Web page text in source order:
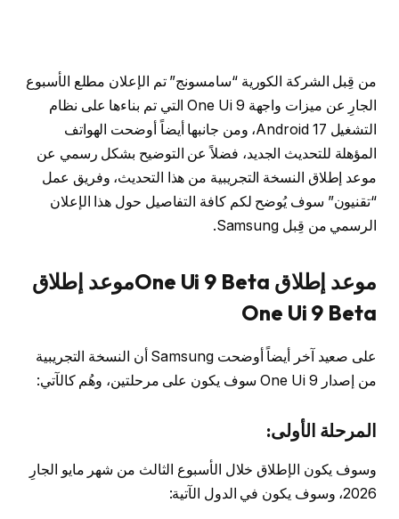
من قِبل الشركة الكورية “سامسونج” تم الإعلان مطلع الأسبوع
الجارِ عن ميزات واجهة One Ui 9 التي تم بناءها على نظام
التشغيل Android 17، ومن جانبها أيضاً أوضحت الهواتف
المؤهلة للتحديث الجديد، فضلاً عن التوضيح بشكل رسمي عن
موعد إطلاق النسخة التجريبية من هذا التحديث، وفريق عمل
“تقنيون” سوف يُوضح لكم كافة التفاصيل حول هذا الإعلان
الرسمي من قِبل Samsung.
موعد إطلاق One Ui 9 Beta
موعد إطلاق
One Ui 9 Beta
على صعيد آخر أيضاً أوضحت Samsung أن النسخة التجريبية
من إصدار One Ui 9 سوف يكون على مرحلتين، وهُم كالآتي:
المرحلة الأولى:
وسوف يكون الإطلاق خلال الأسبوع الثالث من شهر مايو الجارِ
2026، وسوف يكون في الدول الآتية: